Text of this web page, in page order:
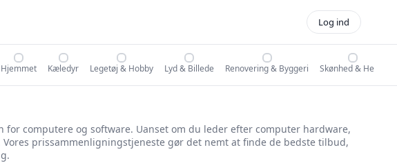
Log ind
Hjemmet Kæledyr Legetøj & Hobby Lyd & Billede Renovering & Byggeri Skønhed & Helse
computere og software. Uanset om du leder efter computer hardware,
prissammenligningstjeneste gør det nemt at finde de bedste tilbud,